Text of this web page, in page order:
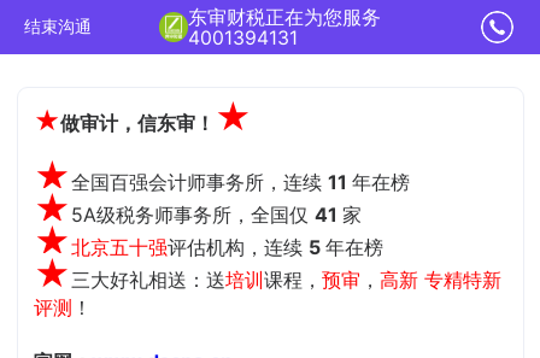
结束沟通
东审财税正在为您服务
4001394131
★做审计，信东审！ ★
★全国百强会计师事务所，连续11 年在榜
★ 5A级税务师事务所，全国仅41家
★北京五十强评估机构，连续 5年在榜
★ 三大好礼相送：送培训课程，预审 ，高新 专精特新
评测 ！